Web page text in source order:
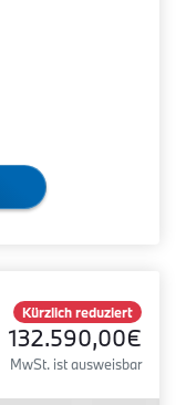
Kürzlich reduziert
132.590,00€
MwSt. ist ausweisbar